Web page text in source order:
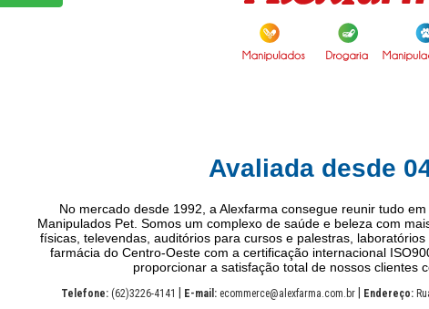
Avaliada desde
No mercado desde 1992, a Alexfarma consegue reunir tudo
Manipulados Pet. Somos um complexo de saúde e beleza com
físicas, televendas, auditórios para cursos e palestras,
farmácia do Centro-Oeste com a certificação internacional
proporcionar a satisfação total de nossos clientes
Telefone: (62)3226-4141 E-mail: ecommerce@alexfarma.com.br Endereço: